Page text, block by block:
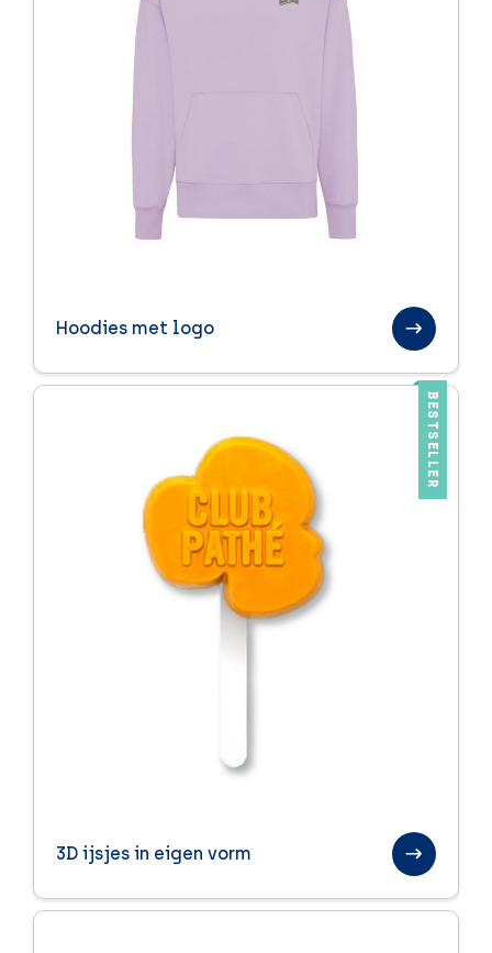
Hoodies met logo
BESTSELLER
3D ijsjes in eigen vorm